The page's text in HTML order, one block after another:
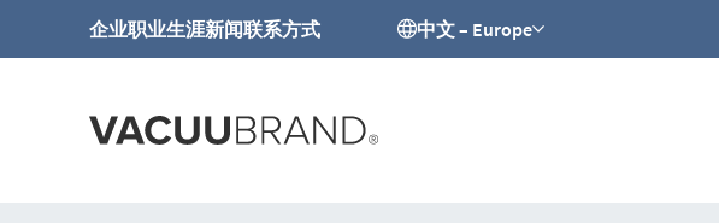
企业职业生涯新闻联系方式 中文 – Europe